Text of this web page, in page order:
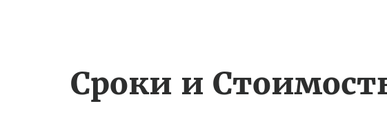
Сроки и